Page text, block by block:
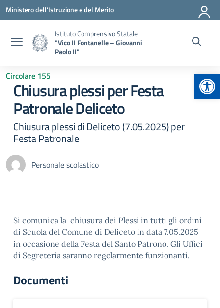
Vai ai contenuti
Vai al menu di navigazione
Vai al footer
Ministero dell'Istruzione e del Merito
Istituto Comprensivo Statale
"Vico II Fontanelle – Giovanni
Paolo II"
Circolare 155
Chiusura plessi per Festa
Patronale Deliceto
Chiusura plessi di Deliceto (7.05.2025) per
Festa Patronale
Personale scolastico
Si comunica la chiusura dei Plessi in tutti gli ordini
di Scuola del Comune di Deliceto in data 7.05.2025
in occasione della Festa del Santo Patrono. Gli Uffici
di Segreteria saranno regolarmente funzionanti.
Documenti